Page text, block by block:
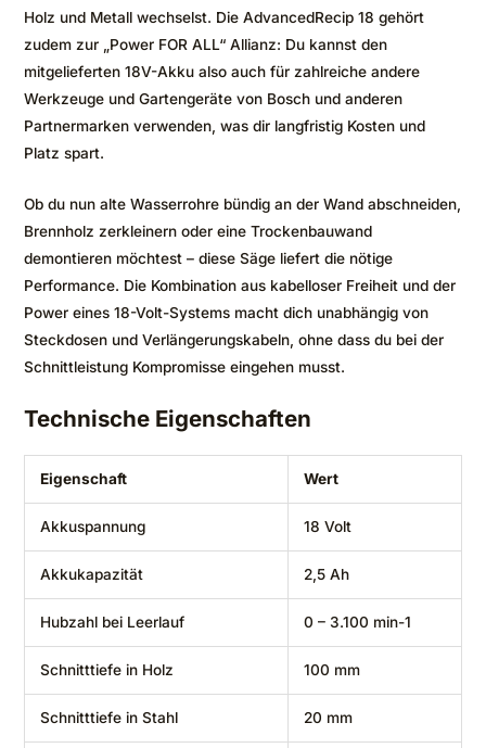
Holz und Metall wechselst. Die AdvancedRecip 18 gehört
zudem zur „Power FOR ALL“ Allianz: Du kannst den
mitgelieferten 18V-Akku also auch für zahlreiche andere
Werkzeuge und Gartengeräte von Bosch und anderen
Partnermarken verwenden, was dir langfristig Kosten und
Platz spart.
Ob du nun alte Wasserrohre bündig an der Wand abschneiden,
Brennholz zerkleinern oder eine Trockenbauwand
demontieren möchtest – diese Säge liefert die nötige
Performance. Die Kombination aus kabelloser Freiheit und der
Power eines 18-Volt-Systems macht dich unabhängig von
Steckdosen und Verlängerungskabeln, ohne dass du bei der
Schnittleistung Kompromisse eingehen musst.
Technische Eigenschaften
Eigenschaft Wert
Akkuspannung 18 Volt
Akkukapazität 2,5 Ah
Hubzahl bei Leerlauf 0 – 3.100 min-1
Schnitttiefe in Holz 100 mm
Schnitttiefe in Stahl 20 mm